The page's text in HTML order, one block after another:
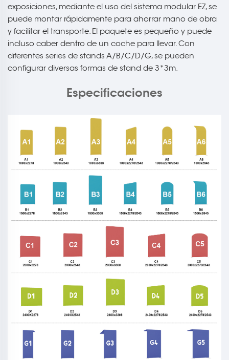
exposiciones, mediante el uso del sistema modular EZ, se
puede montar rápidamente para ahorrar mano de obra
y facilitar el transporte. El paquete es pequeño y puede
incluso caber dentro de un coche para llevar. Con
diferentes series de stands A/B/C/D/G, se pueden
configurar diversas formas de stand de 3*3m.
Especificaciones